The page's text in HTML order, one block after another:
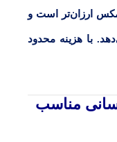
ارزان‌تر است و
با هزینه محدود
کسانی مناسب